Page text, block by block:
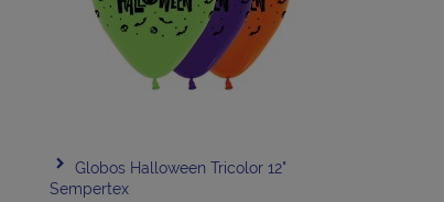
Globos Halloween Tricolor 12"
Sempertex